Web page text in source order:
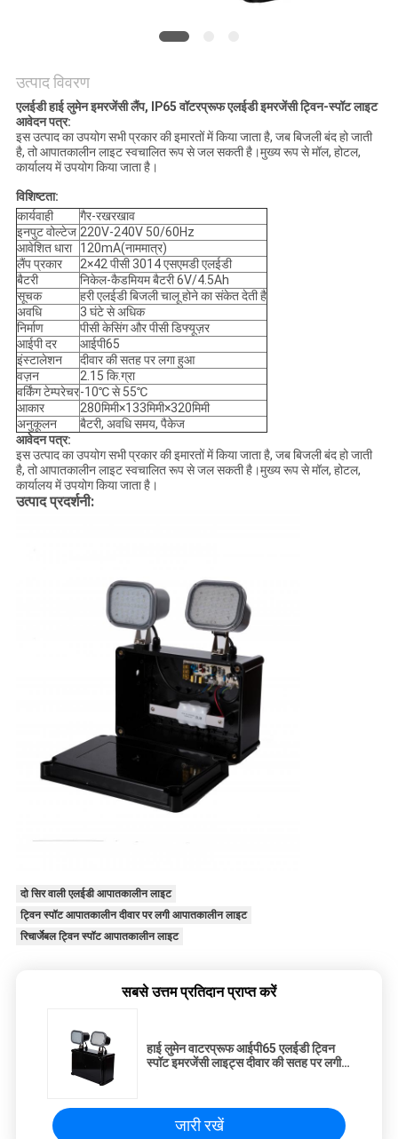
उत्पाद विवरण
एलईडी हाई लुमेन इमरजेंसी लैंप, IP65 वॉटरप्रूफ एलईडी इमरजेंसी ट्विन-स्पॉट लाइट
आवेदन पत्र:
इस उत्पाद का उपयोग सभी प्रकार की इमारतों में किया जाता है, जब बिजली बंद हो जाती
है, तो आपातकालीन लाइट स्वचालित रूप से जल सकती है।मुख्य रूप से मॉल, होटल,
कार्यालय में उपयोग किया जाता है।
विशिष्टता:
कार्यवाही
गैर-रखरखाव
इनपुट वोल्टेज 220V-240V 50/60Hz
आवेशित धारा
120mA(नाममात्र)
लैंप प्रकार
2×42 पीसी 3014 एसएमडी एलईडी
बैटरी
निकेल-कैडमियम बैटरी 6V/4.5Ah
सूचक
हरी एलईडी बिजली चालू होने का संकेत देती है
अवधि
3 घंटे से अधिक
निर्माण
पीसी केसिंग और पीसी डिफ्यूज़र
आईपी ​​दर
आईपी65
इंस्टालेशन
दीवार की सतह पर लगा हुआ
वज़न
2.15 कि.ग्रा
वर्किंग टेम्परेचर-10℃ से 55℃
आकार
280मिमी×133मिमी×320मिमी
अनुकूलन
बैटरी, अवधि समय, पैकेज
आवेदन पत्र:
इस उत्पाद का उपयोग सभी प्रकार की इमारतों में किया जाता है, जब बिजली बंद हो जाती
है, तो आपातकालीन लाइट स्वचालित रूप से जल सकती है।मुख्य रूप से मॉल, होटल,
कार्यालय में उपयोग किया जाता है।
उत्पाद प्रदर्शनी:
दो सिर वाली एलईडी आपातकालीन लाइट
ट्विन स्पॉट आपातकालीन दीवार पर लगी आपातकालीन लाइट
रिचार्जेबल ट्विन स्पॉट आपातकालीन लाइट
सबसे उत्तम प्रतिदान प्राप्त करें
हाई लुमेन वाटरप्रूफ आईपी65 एलईडी ट्विन
स्पॉट इमरजेंसी लाइट्स दीवार की सतह पर लगी
जारी रखें